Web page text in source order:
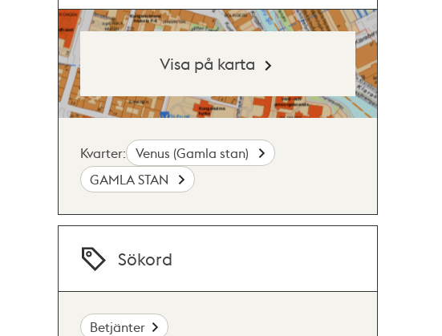
Visa på karta
Kvarter:
Venus (Gamla stan)
GAMLA STAN
Sökord
Betjänter